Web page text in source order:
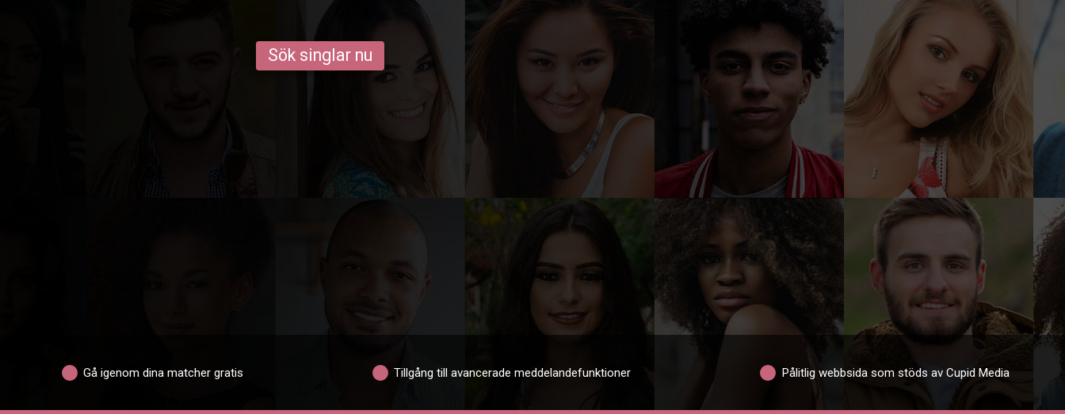
Sök singlar nu
Gå igenom dina matcher gratis Tillgång till avancerade meddelandefunktioner Pålitlig webbsida som stöds av Cupid Media